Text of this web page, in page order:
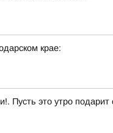
крае:
Пусть это утро